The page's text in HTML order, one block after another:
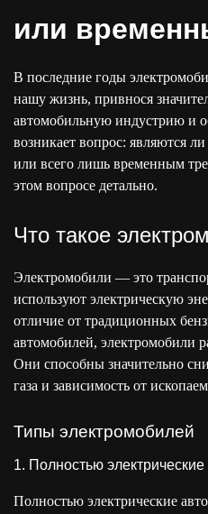
или
В последние годы
нашу жизнь, привнося
автомобильную индустрию и
возникает вопрос: являются
или всего лишь временным
этом вопросе детально.
Что такое
Электромобили — это
используют электрическую
отличие от традиционных
автомобилей, электромобили
Они способны значительно
газа и зависимость от
Типы электромобилей
1. Полностью
Полностью электрические